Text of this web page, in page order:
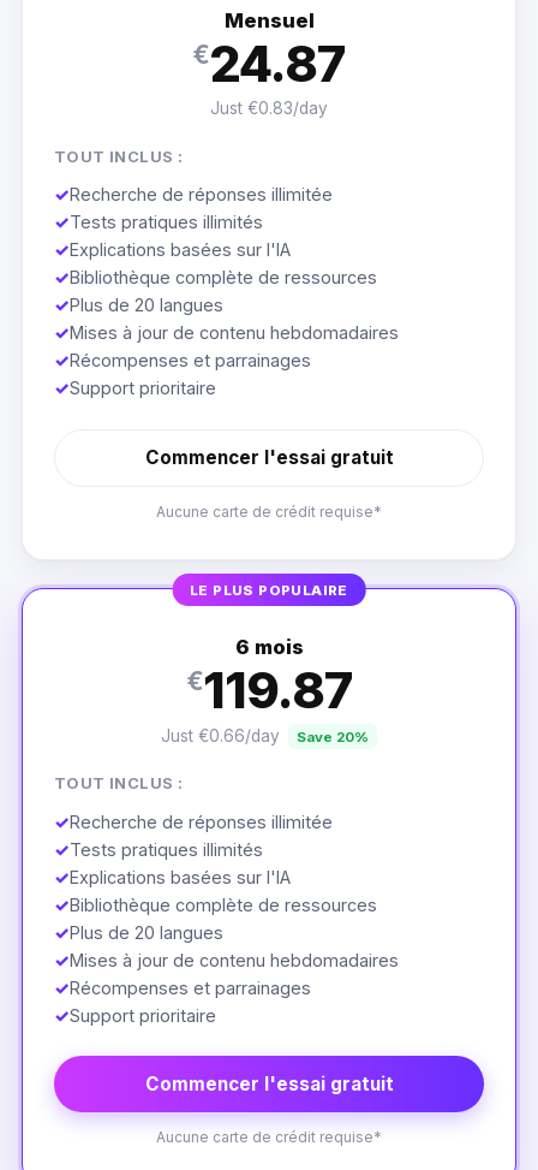
Mensuel
€24.87
Just €0.83/day
TOUT INCLUS :
✓Recherche de réponses illimitée
✓Tests pratiques illimités
✓Explications basées sur l'IA
✓Bibliothèque complète de ressources
✓Plus de 20 langues
✓Mises à jour de contenu hebdomadaires
✓Récompenses et parrainages
✓Support prioritaire
Commencer l'essai gratuit
Aucune carte de crédit requise*
LE PLUS POPULAIRE
6 mois
€119.87
Just €0.66/day Save 20%
TOUT INCLUS :
✓Recherche de réponses illimitée
✓Tests pratiques illimités
✓Explications basées sur l'IA
✓Bibliothèque complète de ressources
✓Plus de 20 langues
✓Mises à jour de contenu hebdomadaires
✓Récompenses et parrainages
✓Support prioritaire
Commencer l'essai gratuit
Aucune carte de crédit requise*